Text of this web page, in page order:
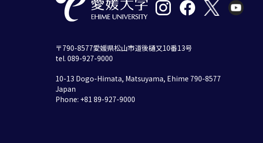
〒790-8577愛媛県松山市道後樋又10番13号
tel. 089-927-9000
10-13 Dogo-Himata, Matsuyama, Ehime 790-8577
Japan
Phone: +81 89-927-9000